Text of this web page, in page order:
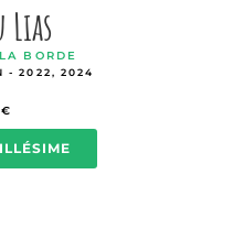
BORDE
- 2022, 2024
€